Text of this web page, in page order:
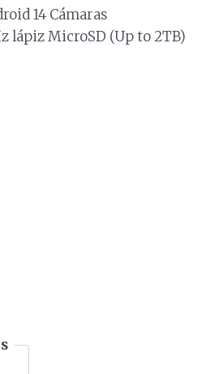
14 Cámaras
lápiz MicroSD (Up to 2TB)